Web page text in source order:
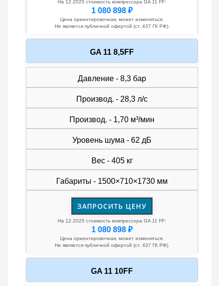
На 12.2025 стоимость компрессора GA 11 FF:
1 080 898 ₽
Цена ориентировочная, может изменяться.
Не является публичной офертой (ст. 437 ГК РФ).
GA 11 8,5FF
Давление - 8,3 бар
Производ. - 28,3 л/с
Производ. - 1,70 м³/мин
Уровень шума - 62 дБ
Вес - 405 кг
Габариты - 1500×710×1730 мм
ЗАПРОСИТЬ ЦЕНУ
На 12.2025 стоимость компрессора GA 11 FF:
1 080 898 ₽
Цена ориентировочная, может изменяться.
Не является публичной офертой (ст. 437 ГК РФ).
GA 11 10FF